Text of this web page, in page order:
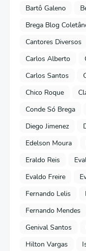
Bartô Galeno
Brega Blog
Cantores Diversos
Carlos Alberto
Carlos Santos
Chico Roque
Conde Só Brega
Diego Jimenez
Edelson Moura
Eraldo Reis
Evaldo Freire
Fernando Lelis
Fernando Mendes
Genival Santos
Hilton Vargas